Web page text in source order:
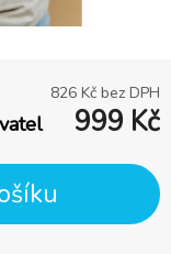
826 Kč bez DPH
999 Kč